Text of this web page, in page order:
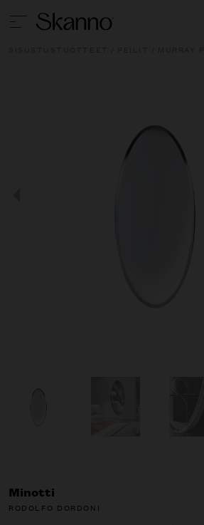
Type 2 or more characters for results.
Minotti
RODOLFO DORDONI